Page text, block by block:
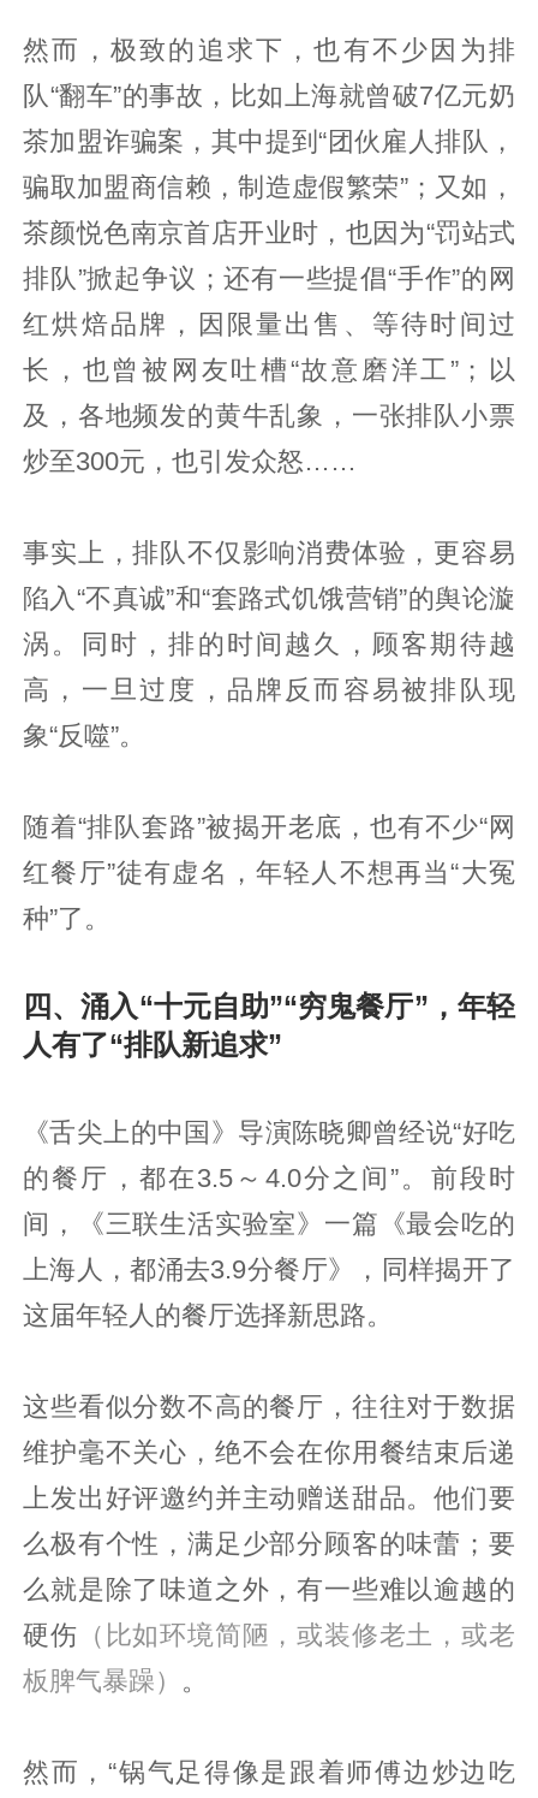
然而，极致的追求下，也有不少因为排
队“翻车”的事故，比如上海就曾破7亿元奶
茶加盟诈骗案，其中提到“团伙雇人排队，
骗取加盟商信赖，制造虚假繁荣”；又如，
茶颜悦色南京首店开业时，也因为“罚站式
排队”掀起争议；还有一些提倡“手作”的网
红烘焙品牌，因限量出售、等待时间过
长，也曾被网友吐槽“故意磨洋工”；以
及，各地频发的黄牛乱象，一张排队小票
炒至300元，也引发众怒……
事实上，排队不仅影响消费体验，更容易
陷入“不真诚”和“套路式饥饿营销”的舆论漩
涡。同时，排的时间越久，顾客期待越
高，一旦过度，品牌反而容易被排队现
象“反噬”。
随着“排队套路”被揭开老底，也有不少“网
红餐厅”徒有虚名，年轻人不想再当“大冤
种”了。
四、涌入“十元自助”“穷鬼餐厅”，年轻
人有了“排队新追求”
《舌尖上的中国》导演陈晓卿曾经说“好吃
的餐厅，都在3.5～4.0分之间”。前段时
间，《三联生活实验室》一篇《最会吃的
上海人，都涌去3.9分餐厅》，同样揭开了
这届年轻人的餐厅选择新思路。
这些看似分数不高的餐厅，往往对于数据
维护毫不关心，绝不会在你用餐结束后递
上发出好评邀约并主动赠送甜品。他们要
么极有个性，满足少部分顾客的味蕾；要
么就是除了味道之外，有一些难以逾越的
硬伤 （比如环境简陋，或装修老土，或老
板脾气暴躁） 。
然而，“锅气足得像是跟着师傅边炒边吃